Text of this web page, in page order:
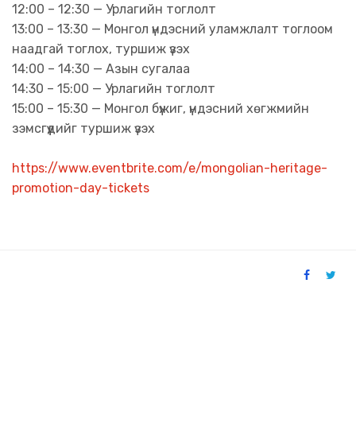
12:00 – 12:30 — Урлагийн тоглолт
13:00 – 13:30 — Монгол үндэсний уламжлалт тоглоом
наадгай тоглох, туршиж үзэх
14:00 – 14:30 — Азын сугалаа
14:30 – 15:00 — Урлагийн тоглолт
15:00 – 15:30 — Монгол бүжиг, үндэсний хөгжмийн
зэмсгүүдийг туршиж үзэх
https://www.eventbrite.com/e/mongolian-heritage-
promotion-day-tickets